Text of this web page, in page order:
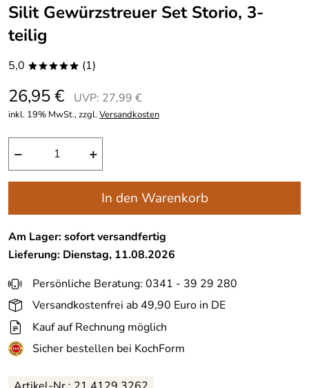
Silit Gewürzstreuer Set Storio, 3-
teilig
5,0 ***** (1)
26,95 € UVP: 27,99 €
inkl. 19% MwSt., zzgl.Versandkosten
− +
In den Warenkorb
Am Lager: sofort versandfertig
Lieferung: Dienstag, 11.08.2026
Persönliche Beratung: 0341 - 39 29 280
Versandkostenfrei ab 49,90 Euro in DE
Kauf auf Rechnung möglich
Sicher bestellen bei KochForm